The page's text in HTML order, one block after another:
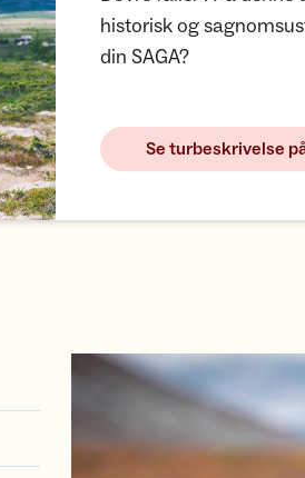
historisk og
din SAGA?
Se turbeskrivelse